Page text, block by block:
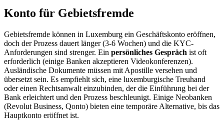
Konto für Gebietsfremde
Gebietsfremde können in Luxemburg ein Geschäftskonto eröffnen,
doch der Prozess dauert länger (3-6 Wochen) und die KYC-
Anforderungen sind strenger. Ein persönliches Gespräch ist oft
erforderlich (einige Banken akzeptieren Videokonferenzen).
Ausländische Dokumente müssen mit Apostille versehen und
übersetzt sein. Es empfiehlt sich, eine luxemburgische Treuhand
oder einen Rechtsanwalt einzubinden, der die Einführung bei der
Bank erleichtert und den Prozess beschleunigt. Einige Neobanken
(Revolut Business, Qonto) bieten eine temporäre Alternative, bis das
Hauptkonto eröffnet ist.